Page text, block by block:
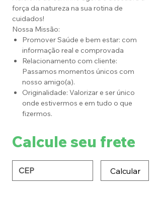
força da natureza na sua rotina de
cuidados!
Nossa Missão:
Promover Saúde e bem estar: com
informação real e comprovada
Relacionamento com cliente:
Passamos momentos únicos com
nosso amigo(a).
Originalidade: Valorizar e ser único
onde estivermos e em tudo o que
fizermos.
Calcule seu frete
Calcular